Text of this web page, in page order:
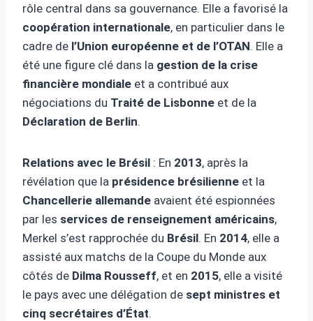
rôle central dans sa gouvernance. Elle a favorisé la
coopération internationale, en particulier dans le
cadre de l’Union européenne et de l’OTAN. Elle a
été une figure clé dans la gestion de la crise
financière mondiale et a contribué aux
négociations du Traité de Lisbonne et de la
Déclaration de Berlin.
Relations avec le Brésil : En 2013, après la
révélation que la présidence brésilienne et la
Chancellerie allemande avaient été espionnées
par les services de renseignement américains,
Merkel s’est rapprochée du Brésil. En 2014, elle a
assisté aux matchs de la Coupe du Monde aux
côtés de Dilma Rousseff, et en 2015, elle a visité
le pays avec une délégation de sept ministres et
cinq secrétaires d’État.